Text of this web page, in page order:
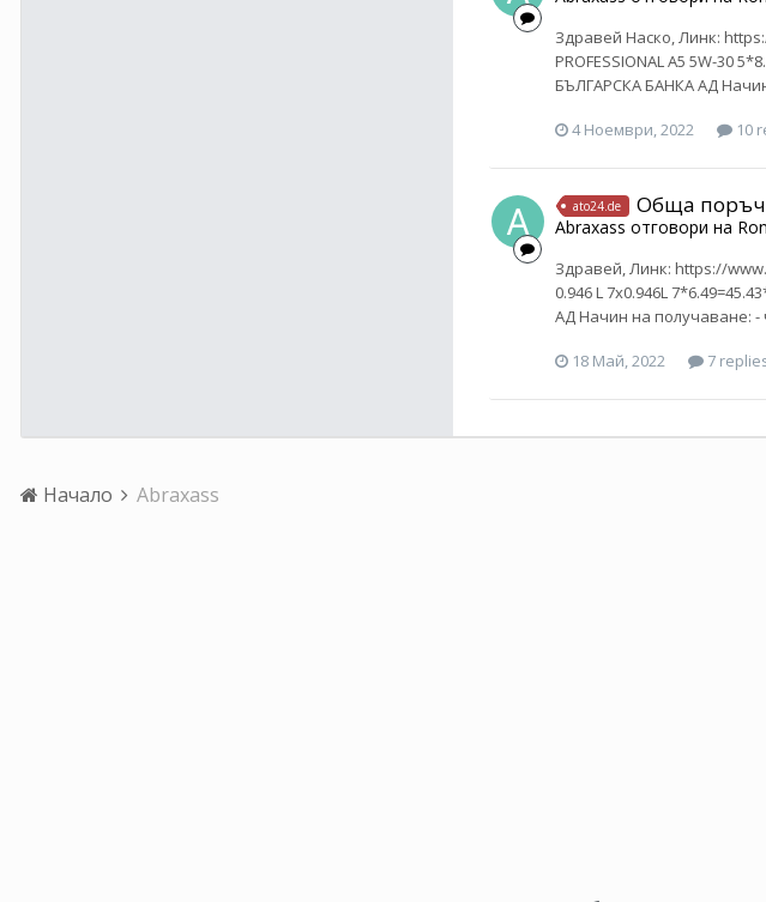
Здравей Наско, Линк:
PROFESSIONAL A5 5W-30
БЪЛГАРСКА БАНКА АД
4 Ноември, 2022 10
ato24.de Обща
Abraxass отговори на
Здравей, Линк: https://
0.946 L 7х0.946L
АД Начин на получаване: -
18 Май, 2022 7
Начало Abraxass